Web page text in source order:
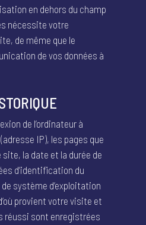
en dehors du champ
nécessite votre
de même que le
de vos données à
de l’ordinateur à
IP), les pages que
la date et la durée de
d’identification du
système d’exploitation
provient votre visite et
réussi sont enregistrées